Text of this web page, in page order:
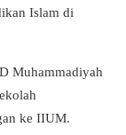
Islam di
Muhammadiyah
ke IIUM.